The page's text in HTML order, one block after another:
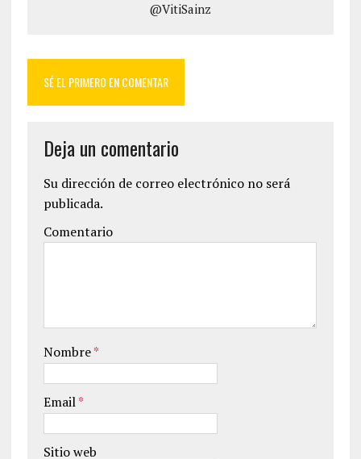
@VitiSainz
SÉ EL PRIMERO EN COMENTAR
Deja un comentario
Su dirección de correo electrónico no será
publicada.
Comentario
Nombre*
Email*
Sitio web